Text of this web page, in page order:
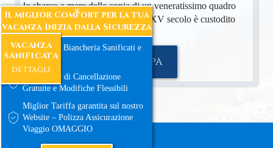
lo sbarco a mare della copia di un veneratissimo quadro
della Vergine, il cui originale del XV secolo è custodito
nell'omonimo Santuario.
VISUALIZZA SULLA MAPPA
VACANZA
SANIFICATA
DETTAGLI
Il miglior Comfort per la tua
vacanza Inizia dalla Sicurezza
Ambienti e Biancheria Sanificati e
Certificati
Condizione di Cancellazione
Gratuite e Modifiche Flessibili
Miglior Tariffa garantita sul nostro
Website – Polizza Assicurazione
Viaggio OMAGGIO